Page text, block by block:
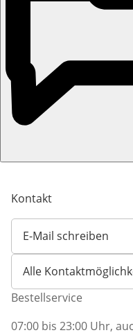
Kontakt
E-Mail schreiben
Öffnet E-Mail-Client
Alle
Bestellservice
07:00 bis 23:00 Uhr,